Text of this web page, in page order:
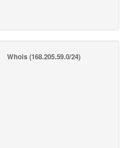
Whois (168.205.59.0/24)